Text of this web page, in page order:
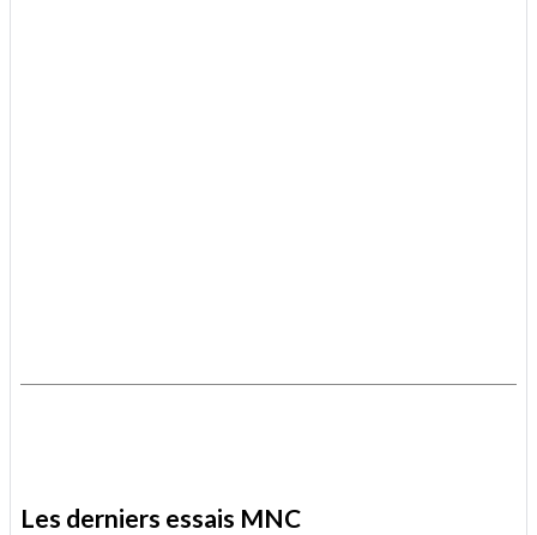
Les derniers essais MNC